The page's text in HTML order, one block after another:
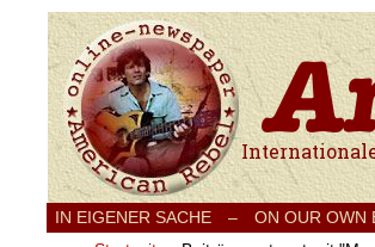
Internationale
IN EIGENER SACHE – ON OUR